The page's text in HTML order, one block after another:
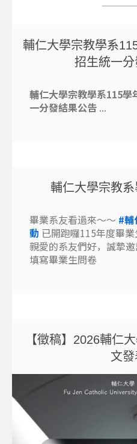
輔仁大學宗教學系
招生統一
輔仁大學宗教學系115學
一分發結果公告...
輔仁大學宗教
畢業系友看過來～～ #輔
動 已開跑囉115年度畢
親愛的系友們好，誠摯
填寫畢業生問卷
【徵稿】2026輔仁
文